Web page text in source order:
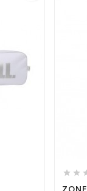
 